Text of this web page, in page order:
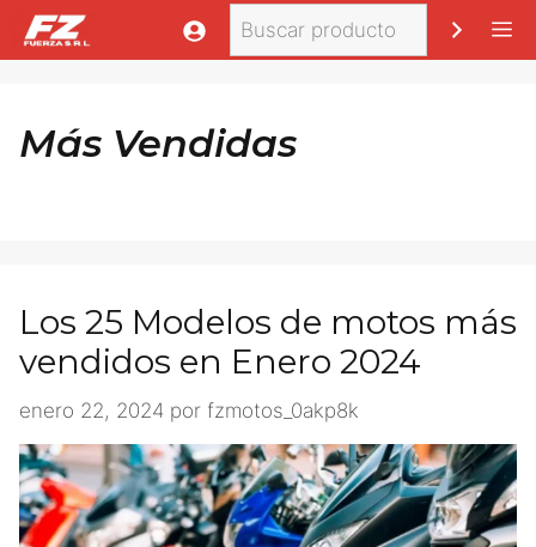
Saltar
al
Buscar
Más Vendidas
Los 25 Modelos de motos más
vendidos en Enero 2024
enero 22, 2024 por fzmotos_0akp8k